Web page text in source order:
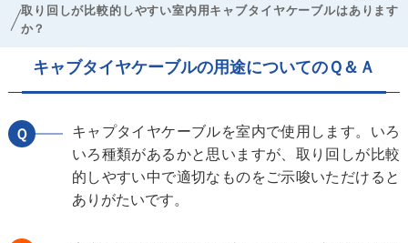
取り回しが比較的しやすい室内用キャブタイヤケーブルはあります
か？
キャブタイヤケーブルの用途についてのＱ＆Ａ
Ｑ
キャプタイヤケーブルを室内で使用します。いろ
いろ種類があるかと思いますが、取り回しが比較
的しやすい中で適切なものをご示唆いただけると
ありがたいです。